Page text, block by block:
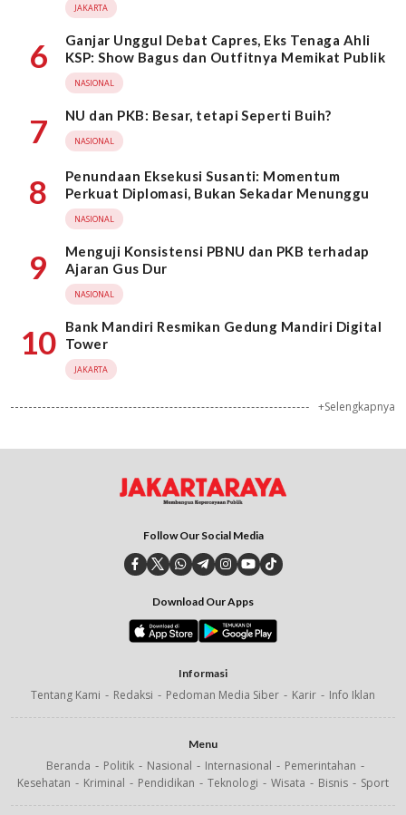
JAKARTA
6
Ganjar Unggul Debat Capres, Eks Tenaga Ahli
KSP: Show Bagus dan Outfitnya Memikat Publik
NASIONAL
7 NU dan PKB: Besar, tetapi Seperti Buih?
NASIONAL
8
Penundaan Eksekusi Susanti: Momentum
Perkuat Diplomasi, Bukan Sekadar Menunggu
NASIONAL
9
Menguji Konsistensi PBNU dan PKB terhadap
Ajaran Gus Dur
NASIONAL
10
Bank Mandiri Resmikan Gedung Mandiri Digital
Tower
JAKARTA
+Selengkapnya
Follow Our Social Media
Download Our Apps
Informasi
Tentang Kami Redaksi Pedoman Media Siber Karir Info Iklan
Menu
Beranda Politik Nasional Internasional
Pemerintahan
Kesehatan
Kriminal Pendidikan Teknologi Wisata Bisnis Sport